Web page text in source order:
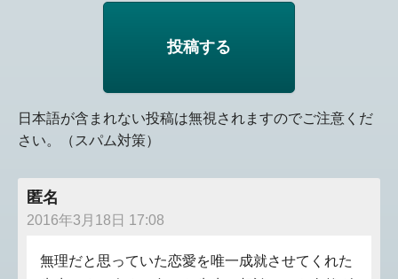
日本語が含まれない投稿は無視されますのでご注意くだ
さい。（スパム対策）
匿名
2016年3月18日 17:08
無理だと思っていた恋愛を唯一成就させてくれた